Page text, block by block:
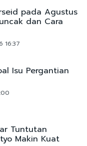
pada Agustus
dan Cara
16:37
Isu Pergantian
Tuntutan
Makin Kuat